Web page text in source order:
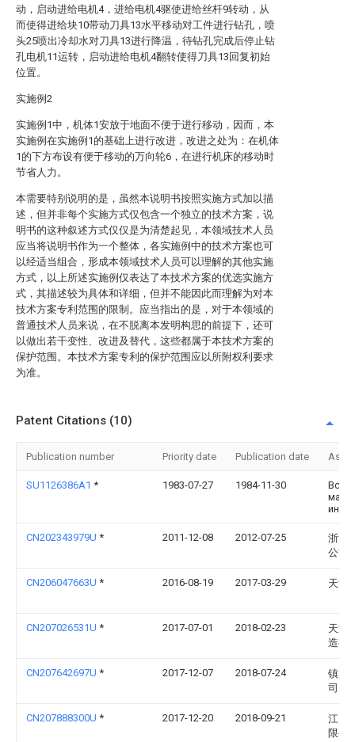
动，启动进给电机4，进给电机4驱使进给丝杆9转动，从
而使得进给块10带动刀具13水平移动对工件进行钻孔，喷
头25喷出冷却水对刀具13进行降温，待钻孔完成后停止钻
孔电机11运转，启动进给电机4翻转使得刀具13回复初始
位置。
实施例2
实施例1中，机体1安放于地面不便于进行移动，因而，本
实施例在实施例1的基础上进行改进，改进之处为：在机体
1的下方布设有便于移动的万向轮6，在进行机床的移动时
节省人力。
本需要特别说明的是，虽然本说明书按照实施方式加以描
述，但并非每个实施方式仅包含一个独立的技术方案，说
明书的这种叙述方式仅仅是为清楚起见，本领域技术人员
应当将说明书作为一个整体，各实施例中的技术方案也可
以经适当组合，形成本领域技术人员可以理解的其他实施
方式，以上所述实施例仅表达了本技术方案的优选实施方
式，其描述较为具体和详细，但并不能因此而理解为对本
技术方案专利范围的限制。应当指出的是，对于本领域的
普通技术人员来说，在不脱离本发明构思的前提下，还可
以做出若干变性、改进及替代，这些都属于本技术方案的
保护范围。本技术方案专利的保护范围应以所附权利要求
为准。
Patent Citations (10)
Publication number Priority date Publication date
SU1126386A1 * 1983-07-27 1984-11-30
CN202343979U * 2011-12-08 2012-07-25
浙江
公司
CN206047663U * 2016-08-19 2017-03-29 天津
CN207026531U * 2017-07-01 2018-02-23
天津
造有
CN207642697U * 2017-12-07 2018-07-24
镇江
司
CN207888300U * 2017-12-20 2018-09-21
江门
限公